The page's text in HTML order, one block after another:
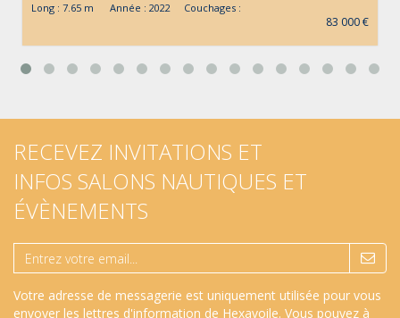
Long : 7.65 m Année : 2022 Couchages :
83 000 €
RECEVEZ INVITATIONS ET
INFOS SALONS NAUTIQUES ET
ÉVÈNEMENTS
Votre adresse de messagerie est uniquement utilisée pour vous
envoyer les lettres d'information de Hexavoile. Vous pouvez à